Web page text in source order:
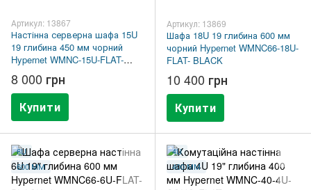
Артикул: 13867
Настінна серверна шафа 15U
19 глибина 450 мм чорний
Hypernet WMNC-15U-FLAT-
BLACK
8 000 грн
Купити
Артикул: 13869
Шафа 18U 19 глибина 600 мм
чорний Hypernet WMNC66-18U-
FLAT- BLACK
10 400 грн
Купити
6U
600 ММ
4U
400 ММ